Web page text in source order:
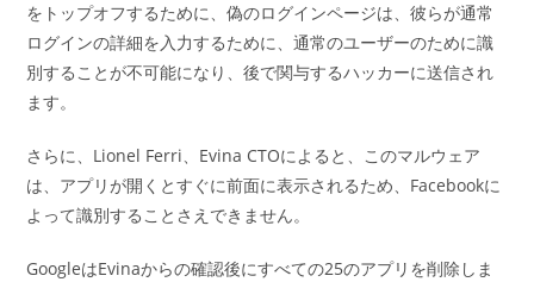
をトップオフするために、偽のログインページは、彼らが通常
ログインの詳細を入力するために、通常のユーザーのために識
別することが不可能になり、後で関与するハッカーに送信され
ます。
さらに、Lionel Ferri、Evina CTOによると、このマルウェア
は、アプリが開くとすぐに前面に表示されるため、Facebookに
よって識別することさえできません。
GoogleはEvinaからの確認後にすべての25のアプリを削除しま